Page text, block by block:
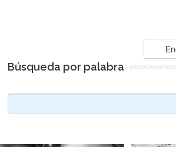
Búsqueda por palabra